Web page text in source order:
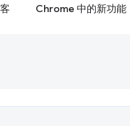
Chrome 中的新功能